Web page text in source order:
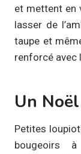
et mettent en
lasser de
taupe et
renforcé avec
Un
Petites
bougeoirs